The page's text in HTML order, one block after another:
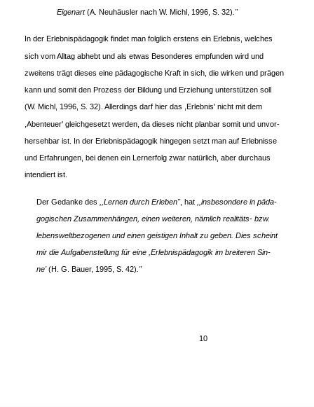
10
Eigenart(A. Neuhäusler nach W. Michl, 1996, S. 32) ."
In der Erlebnispädagogik findet man folglich erstens ein Erlebnis, welches
sich vom Alltag abhebt und als etwas Besonderes empfunden wird und
zweitens trägt dieses eine pädagogische Kraft in sich, die wirken und prägen
kann und somit den Prozess der Bildung und Erziehung unterstützen soll
(W. Michl, 1996, S. 32). Allerdings darf hier das ,Erlebnis' nicht mit dem
,Abenteuer' gleichgesetzt werden, da dieses nicht planbar somit und unvor-
hersehbar ist. In der Erlebnispädagogik hingegen setzt man auf Erlebnisse
und Erfahrungen, bei denen ein Lernerfolg zwar natürlich, aber durchaus
intendiert ist.
Der Gedanke des ,,Lernen durch Erleben", hat ,,insbesondere in päda-
gogischen Zusammenhängen, einen weiteren, nämlich realitäts- bzw.
lebensweltbezogenen und einen geistigen Inhalt zu geben. Dies scheint
mir die Aufgabenstellung für eine ,Erlebnispädagogik im breiteren Sin-
ne'(H. G. Bauer, 1995, S. 42) ."